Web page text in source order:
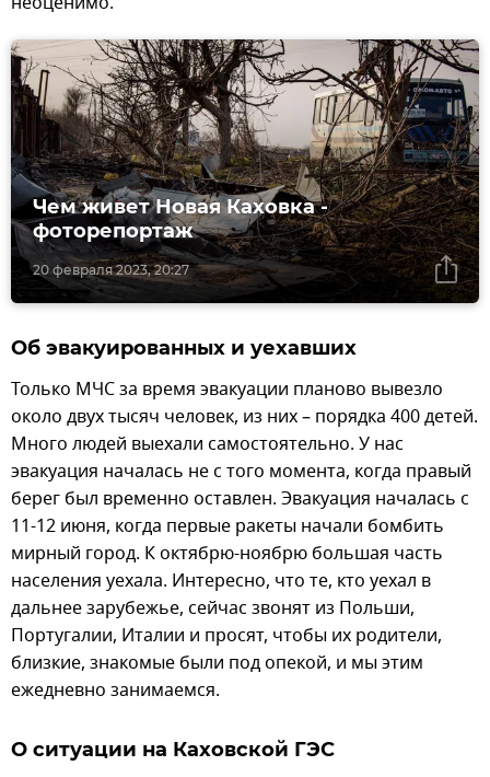
20 февраля 2023, 20:27
Чем живет Новая Каховка -
фоторепортаж
Об эвакуированных и уехавших
Только МЧС за время эвакуации планово вывезло
около двух тысяч человек, из них – порядка 400 детей.
Много людей выехали самостоятельно. У нас
эвакуация началась не с того момента, когда правый
берег был временно оставлен. Эвакуация началась с
11-12 июня, когда первые ракеты начали бомбить
мирный город. К октябрю-ноябрю большая часть
населения уехала. Интересно, что те, кто уехал в
дальнее зарубежье, сейчас звонят из Польши,
Португалии, Италии и просят, чтобы их родители,
близкие, знакомые были под опекой, и мы этим
ежедневно занимаемся.
О ситуации на Каховской ГЭС